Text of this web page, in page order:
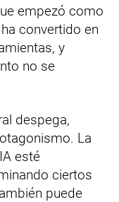
empezó como
convertido en
y
no se
despega,
La
esté
ciertos
puede